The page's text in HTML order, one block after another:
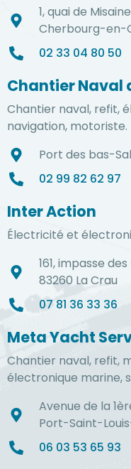
1, quai de
Cherbourg-en-
02 33 04 80 50
Chantier Naval
Chantier naval, refit,
navigation, motoriste.
Port des bas-
02 99 82 62 97
Inter Action
Électricité et
161, impasse
83260 La Crau
07 81 36 33 36
Meta Yacht
Chantier naval, refit,
électronique marine,
Avenue de la
Port-Saint-
06 03 53 65 93